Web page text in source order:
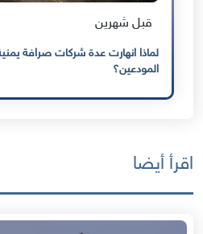
قبل شهرين
لماذا انهارت عدة شركات صرافة
المودعين؟
اقرأ أيضا